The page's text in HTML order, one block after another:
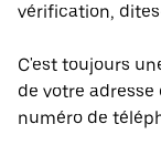
vérification,
C'est toujours
de votre
numéro de